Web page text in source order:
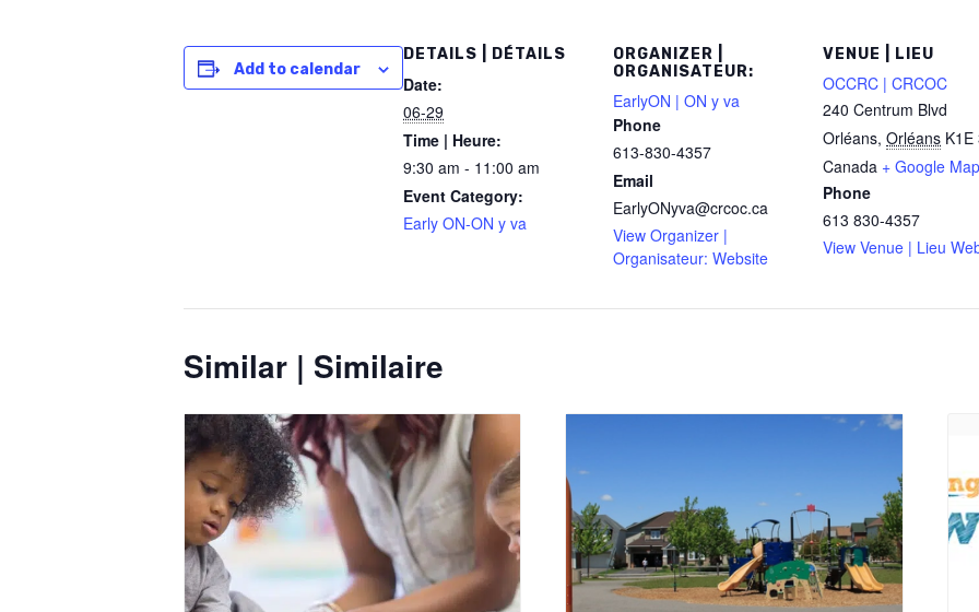
Add to calendar
DETAILS | DÉTAILS
Date:
06-29
Time | Heure:
9:30 am - 11:00 am
Event Category:
Early ON-ON y va
ORGANIZER |
ORGANISATEUR:
EarlyON | ON y va
Phone
613-830-4357
Email
EarlyONyva@crcoc.ca
View Organizer |
Organisateur: Website
VENUE | LIEU
OCCRC | CRCOC
240 Centrum Blvd
Orléans, Orléans K1E
Canada + Google Map
Phone
613 830-4357
View Venue | Lieu
Similar | Similaire